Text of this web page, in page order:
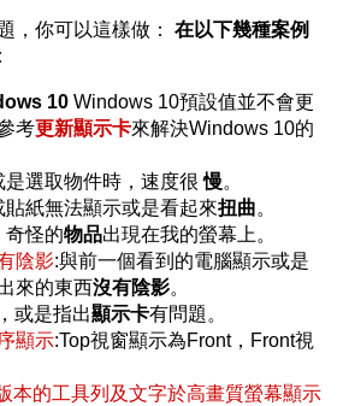
，你可以這樣做： 在以下幾種案例
10 Windows 10預設值並不會更
考更新顯示卡來解決Windows 10的
是選取物件時，速度很慢。
貼紙無法顯示或是看起來扭曲。
奇怪的物品出現在我的螢幕上。
陰影:與前一個看到的電腦顯示或是
來的東西沒有陰影。
或是指出顯示卡有問題。
顯示:Top視窗顯示為Front，Front視
本的工具列及文字於高畫質螢幕顯示